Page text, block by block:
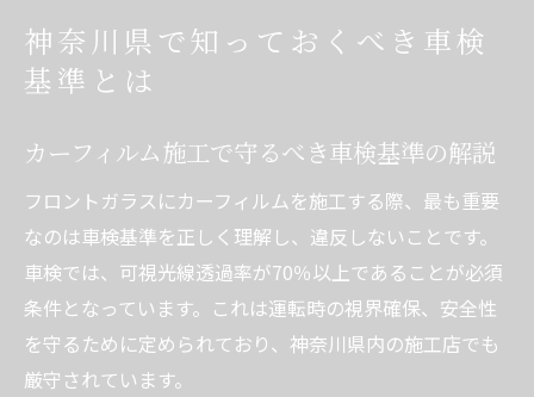
神奈川県で知っておくべき車検
基準とは
カーフィルム施工で守るべき車検基準の解説
フロントガラスにカーフィルムを施工する際、最も重要
なのは車検基準を正しく理解し、違反しないことです。
車検では、可視光線透過率が70％以上であることが必須
条件となっています。これは運転時の視界確保、安全性
を守るために定められており、神奈川県内の施工店でも
厳守されています。